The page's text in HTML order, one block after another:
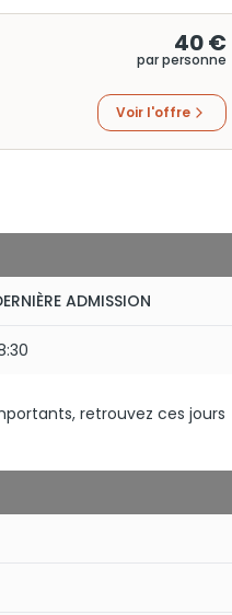
40 €
par personne
Voir l'offre
ADMISSION
retrouvez ces jours